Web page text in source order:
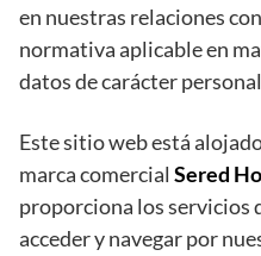
en nuestras relaciones
normativa aplicable en
datos de carácter
Este sitio web está
marca comercial Sered
proporciona los servicios
acceder y navegar por